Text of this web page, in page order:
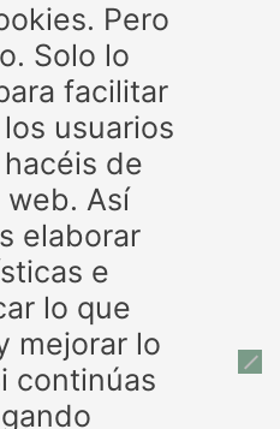
Andalucía Asociaciones de estanqueros
créditos personales cuenta de
del monopolio Estanco
Hacienda Jaén
medidas normas
Recogida seguridad
Timbre trabajadores de estancos
ilegal
Pero
Solo lo
facilitar
usuarios
de
web. Así
elaborar
e
lo que
mejorar lo
continúas